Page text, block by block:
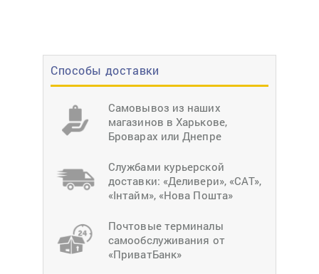
Способы доставки
Самовывоз из наших
магазинов в Харькове,
Броварах или Днепре
Службами курьерской
доставки: «Деливери», «САТ»,
«Інтайм», «Нова Пошта»
Почтовые терминалы
самообслуживания от
«ПриватБанк»